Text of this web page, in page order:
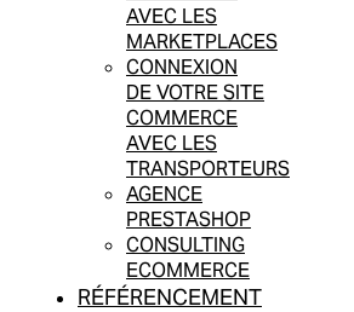
AVEC LES
MARKETPLACES
CONNEXION
DE VOTRE SITE
COMMERCE
AVEC LES
TRANSPORTEURS
AGENCE
PRESTASHOP
CONSULTING
ECOMMERCE
RÉFÉRENCEMENT